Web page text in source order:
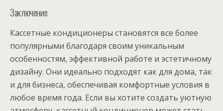
Заключение
Кассетные кондиционеры становятся все более
популярными благодаря своим уникальным
особенностям, эффективной работе и эстетичному
дизайну. Они идеально подходят как для дома, так
и для бизнеса, обеспечивая комфортные условия в
любое время года. Если вы хотите создать уютную